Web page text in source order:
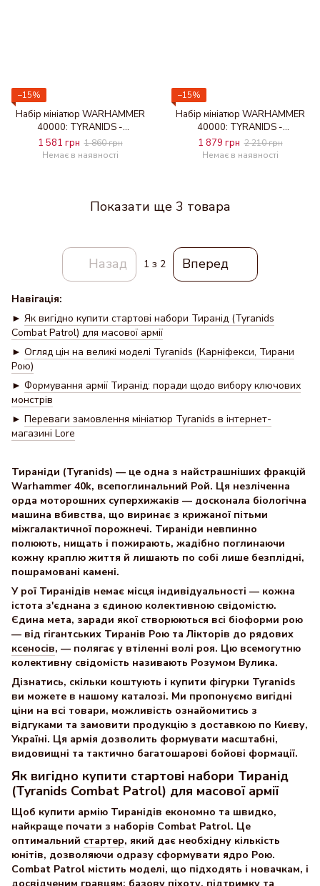
−15%
Набір мініатюр WARHAMMER
40000: TYRANIDS -
GARGOYLES
1 581 грн 1 860 грн
Немає в наявності
−15%
Набір мініатюр WARHAMMER
40000: TYRANIDS -
GENESTEALERS
1 879 грн 2 210 грн
Немає в наявності
Показати ще 3 товара
Назад 1 з 2 Вперед
Навігація:
► Як вигідно купити стартові набори Тиранід (Tyranids
Combat Patrol) для масової армії
► Огляд цін на великі моделі Tyranids (Карніфекси, Тирани
Рою)
► Формування армії Тиранід: поради щодо вибору ключових
монстрів
► Переваги замовлення мініатюр Tyranids в інтернет-
магазині Lore
Тираніди (Tyranids) — це одна з найстрашніших фракцій
Warhammer 40k, всепоглинальний Рой. Ця незліченна
орда моторошних суперхижаків — досконала біологічна
машина вбивства, що виринає з крижаної пітьми
міжгалактичної порожнечі. Тираніди невпинно
полюють, нищать і пожирають, жадібно поглинаючи
кожну краплю життя й лишають по собі лише безплідні,
пошрамовані камені.
У рої Тиранідів немає місця індивідуальності — кожна
істота з'єднана з єдиною колективною свідомістю.
Єдина мета, заради якої створюються всі біоформи рою
— від гігантських Тиранів Рою та Лікторів до рядових
ксеносів, — полягає у втіленні волі роя. Цю всемогутню
колективну свідомість називають Розумом Вулика.
Дізнатись, скільки коштують і купити фігурки Tyranids
ви можете в нашому каталозі. Ми пропонуємо вигідні
ціни на всі товари, можливість ознайомитись з
відгуками та замовити продукцію з доставкою по Києву,
Україні. Ця армія дозволить формувати масштабні,
видовищні та тактично багатошарові бойові формації.
Як вигідно купити стартові набори Тиранід
(Tyranids Combat Patrol) для масової армії
Щоб купити армію Тиранідів економно та швидко,
найкраще почати з наборів Combat Patrol. Це
оптимальний стартер, який дає необхідну кількість
юнітів, дозволяючи одразу сформувати ядро Рою.
Combat Patrol містить моделі, що підходять і новачкам, і
досвідченим гравцям: базову піхоту, підтримку та